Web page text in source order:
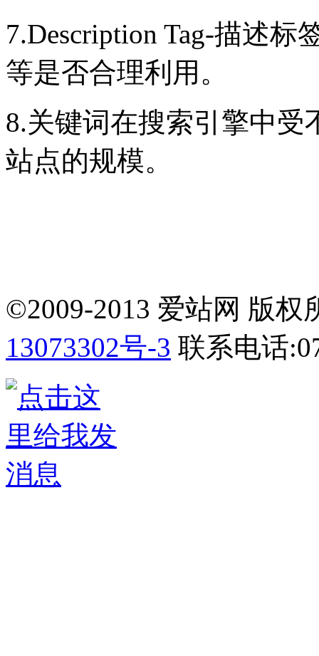
7.Description Tag-描述
等是否合理利用。
8.关键词在搜索引擎中
站点的规模。
©2009-2013 爱站网 版权
13073302号-3 联系电话